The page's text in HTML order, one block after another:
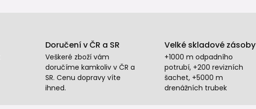
Doručení v ČR a SR
Veškeré zboží vám
doručíme kamkoliv v ČR a
SR. Cenu dopravy víte
ihned.
Velké skladové zásoby
+1000 m odpadního
potrubí, +200 revizních
šachet, +5000 m
drenážních trubek